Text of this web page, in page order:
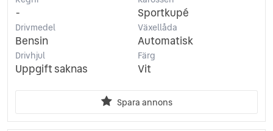
- Sportkupé
Drivmedel
Bensin
Växellåda
Automatisk
Drivhjul
Uppgift saknas
Färg
Vit
Spara annons